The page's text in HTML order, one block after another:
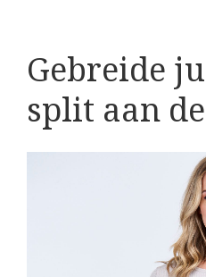
Gebreide
split aan